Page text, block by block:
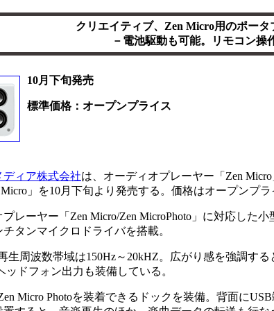
クリエイティブ、Zen Micro用のポータ
－電池駆動も可能。リモコン操
10月下旬発売
標準価格：オープンプライス
ディア株式会社は、オーディオプレーヤー「Zen
Micro」を10月下旬より発売する。価格はオープンプラ
レーヤー「Zen Micro/Zen MicroPhoto」に対応した
タンマイクロドライバを搭載。
生周波数帯域は150Hz～20kHZ。広がり感を強調す
ッドフォン出力も装備している。
Micro Photoを装着できるドックを装備。背面に